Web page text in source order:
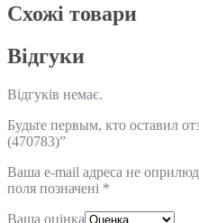
Схожi товари
Відгуки
Відгуків немає.
Будьте первым, кто оставил
(470783)”
Ваша e-mail адреса не
поля позначені *
Ваша оцінка